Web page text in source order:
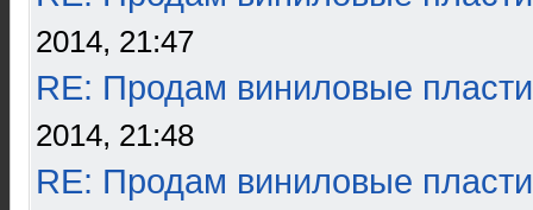
2014, 21:47
RE: Продам виниловые
2014, 21:48
RE: Продам виниловые